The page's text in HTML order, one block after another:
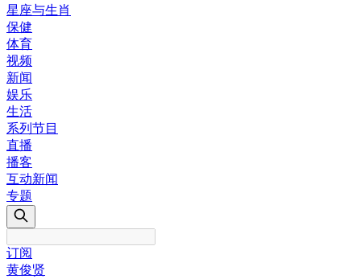
星座与生肖
保健
体育
视频
新闻
娱乐
生活
系列节目
直播
播客
互动新闻
专题
订阅
黄俊贤